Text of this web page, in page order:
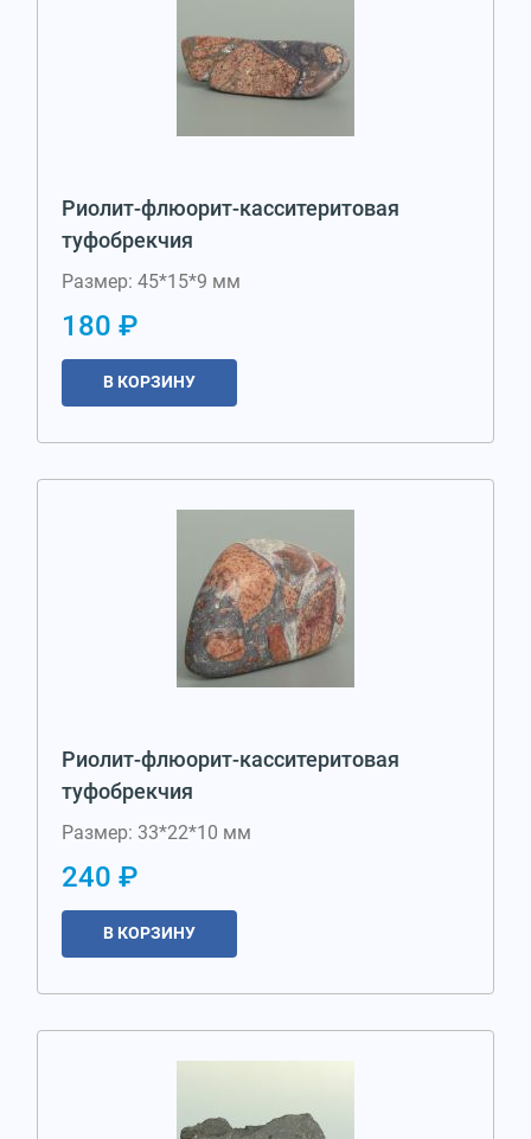
Риолит-флюорит-касситеритовая
туфобрекчия
Размер: 45*15*9 мм
180 ₽
В КОРЗИНУ
Риолит-флюорит-касситеритовая
туфобрекчия
Размер: 33*22*10 мм
240 ₽
В КОРЗИНУ